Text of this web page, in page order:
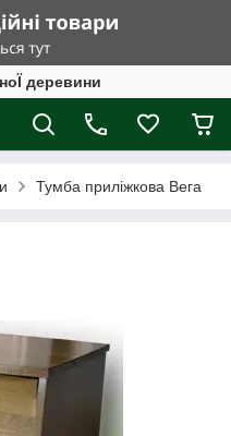
деревини
Тумба приліжкова Вега